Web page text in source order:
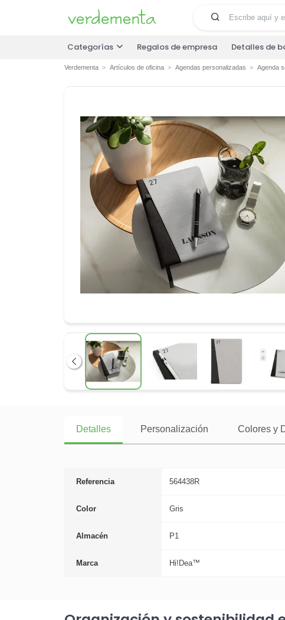
Categorías Regalos de empresa Detalles de
Verdementa Artículos de oficina Agendas personalizadas Agenda
Anterior
Detalles Personalización Colores y
Referencia 564438R
Color Gris
Almacén P1
Marca Hi!Dea™